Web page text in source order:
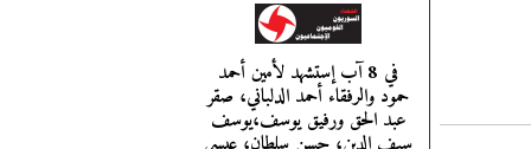
في 8 آب إستشهد لأمين أحمد
حمود والرفقاء أحمد الدلباني، صقر
عبد الحق ورفيق يوسف،يوسف